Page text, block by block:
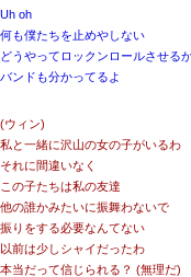
Uh oh
何も僕たちを止めやしない
どうやってロックンロールさせる
バンドも分かってるよ
(ウィン)
私と一緒に沢山の女の子がいるわ
それに間違いなく
この子たちは私の友達
他の誰かみたいに振舞わないで
振りをする必要なんてない
以前は少しシャイだったわ
本当だって信じられる？ (無理だ)